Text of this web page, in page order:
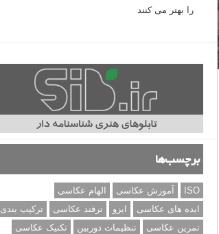
را بهتر می کنند
برچسب‌ها
ISO آموزش عکاسی
الهام عکاسی
ایده های عکاسی
ایزو ترفند عکاسی
ترکیب بندی
تمرین عکاسی
تنظیمات دوربین
تکنیک عکاسی